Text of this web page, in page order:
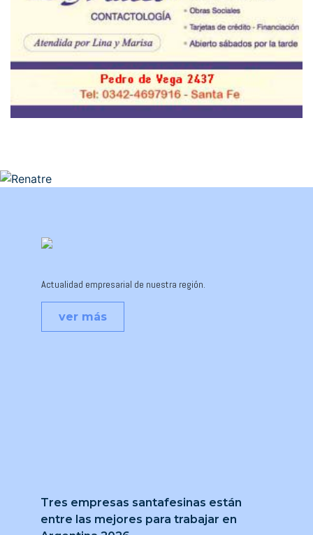
Tres empresas santafesinas están
entre las mejores para trabajar en
Actualidad empresarial de nuestra región.
ver más